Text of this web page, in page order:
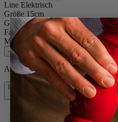
Line Elektrisch
Größe 15cm
Gewürz Pfeffer
Farbe
Carbon
Menge
–
Auf Lager und bereit, zu Ihnen
In den Warenkorb
Kostenlose Lieferung bei